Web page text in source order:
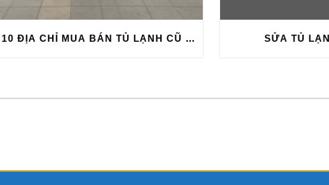
10 ĐỊA CHỈ MUA BÁN TỦ LẠNH CŨ TẠI HÀ NỘI UY TÍN 2026 -2027 SỬA TỦ